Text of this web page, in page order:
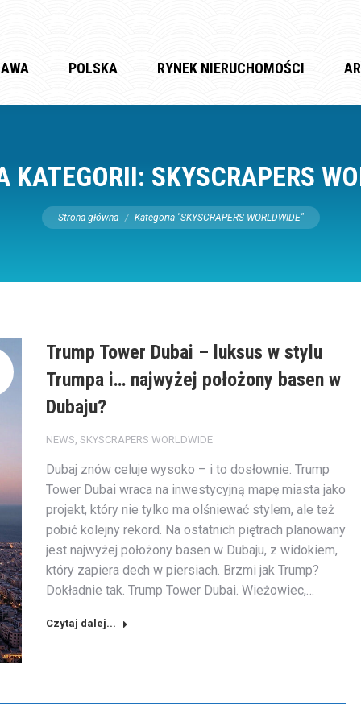
POLSKA RYNEK NIERUCHOMOŚCI
KATEGORII: SKYSCRAPERS
Jesteś tutaj:
Strona główna Kategoria "SKYSCRAPERS WORLDWIDE"
Trump Tower Dubai – luksus w stylu
Trumpa i… najwyżej położony basen w
Dubaju?
NEWS, SKYSCRAPERS WORLDWIDE
Dubaj znów celuje wysoko – i to dosłownie. Trump
Tower Dubai wraca na inwestycyjną mapę miasta jako
projekt, który nie tylko ma olśniewać stylem, ale też
pobić kolejny rekord. Na ostatnich piętrach planowany
jest najwyżej położony basen w Dubaju, z widokiem,
który zapiera dech w piersiach. Brzmi jak Trump?
Dokładnie tak. Trump Tower Dubai. Wieżowiec,…
Czytaj dalej...